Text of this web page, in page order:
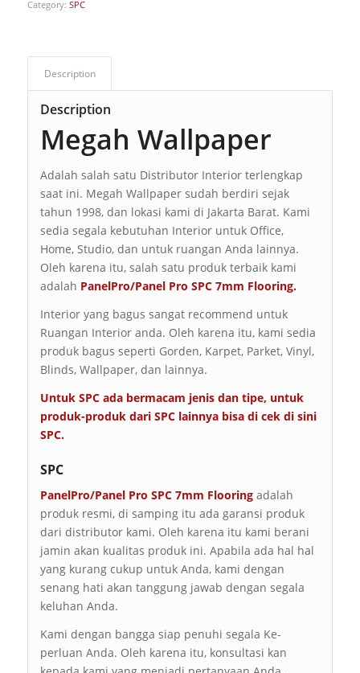
Category: SPC
Description
Description
Megah Wallpaper
Adalah salah satu Distributor Interior terlengkap
saat ini. Megah Wallpaper sudah berdiri sejak
tahun 1998, dan lokasi kami di Jakarta Barat. Kami
sedia segala kebutuhan Interior untuk Office,
Home, Studio, dan untuk ruangan Anda lainnya.
Oleh karena itu, salah satu produk terbaik kami
adalah PanelPro/Panel Pro SPC 7mm Flooring.
Interior yang bagus sangat recommend untuk
Ruangan Interior anda. Oleh karena itu, kami sedia
produk bagus seperti Gorden, Karpet, Parket, Vinyl,
Blinds, Wallpaper, dan lainnya.
Untuk SPC ada bermacam jenis dan tipe, untuk
produk-produk dari SPC lainnya bisa di cek di sini
SPC.
SPC
PanelPro/Panel Pro SPC 7mm Flooring adalah
produk resmi, di samping itu ada garansi produk
dari distributor kami. Oleh karena itu kami berani
jamin akan kualitas produk ini. Apabila ada hal hal
yang kurang cukup untuk Anda, kami dengan
senang hati akan tanggung jawab dengan segala
keluhan Anda.
Kami dengan bangga siap penuhi segala Ke-
perluan Anda. Oleh karena itu, konsultasi kan